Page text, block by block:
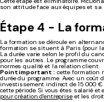
son attitude face aux équipes et
Étape 4 - La
La formation se déroule en
formation se situent à Paris (pour
La durée varie selon le profil du
pour les autres. Le programme
normes qualité et la relation client.
Point important : cette formation
durée du programme. Avec un coût
investissement indirect de 15 000
cette période. Si vous êtes salarié
pour création d'entrepriseet les